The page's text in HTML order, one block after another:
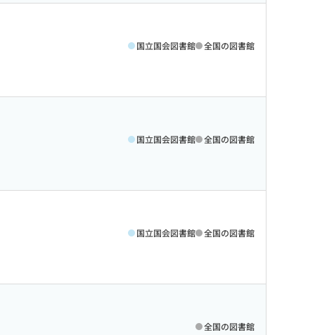
国立国会図書館 全国の図書館
国立国会図書館 全国の図書館
国立国会図書館 全国の図書館
全国の図書館